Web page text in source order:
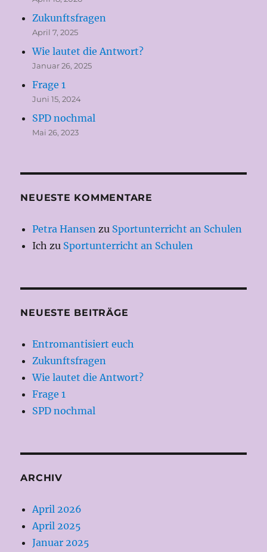
Zukunftsfragen
April 7, 2025
Wie lautet die Antwort?
Januar 26, 2025
Frage 1
Juni 15, 2024
SPD nochmal
Mai 26, 2023
NEUESTE KOMMENTARE
Petra Hansen zu Sportunterricht an Schulen
Ich zu Sportunterricht an Schulen
NEUESTE BEITRÄGE
Entromantisiert euch
Zukunftsfragen
Wie lautet die Antwort?
Frage 1
SPD nochmal
ARCHIV
April 2026
April 2025
Januar 2025